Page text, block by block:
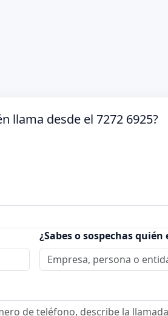
llama desde el 7272 6925?
¿Sabes o sospechas quién